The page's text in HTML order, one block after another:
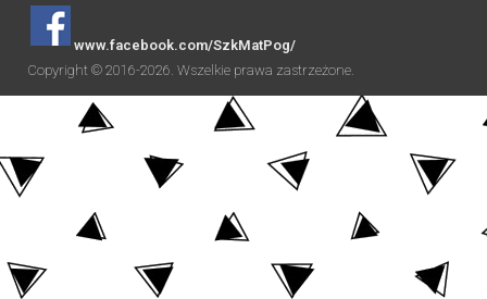
www.facebook.com/SzkMatPog/
Copyright © 2016-2026. Wszelkie prawa zastrzeżone.